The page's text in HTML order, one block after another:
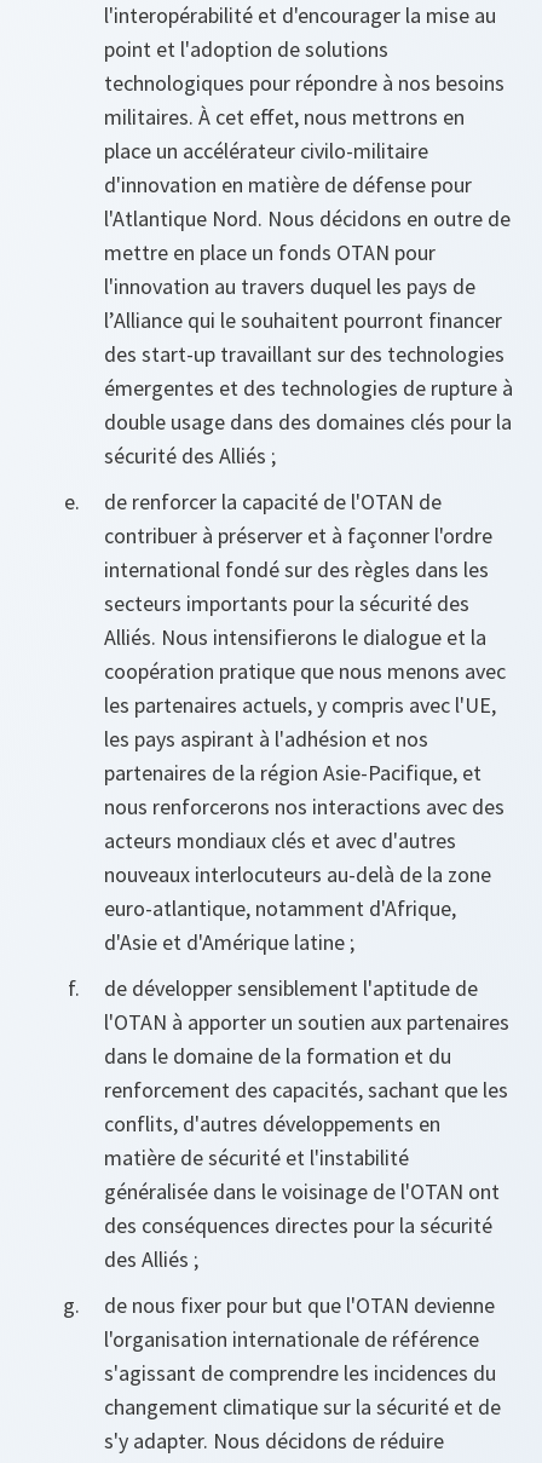
l'interopérabilité et d'encourager la mise au
point et l'adoption de solutions
technologiques pour répondre à nos besoins
militaires. À cet effet, nous mettrons en
place un accélérateur civilo-militaire
d'innovation en matière de défense pour
l'Atlantique Nord. Nous décidons en outre de
mettre en place un fonds OTAN pour
l'innovation au travers duquel les pays de
l’Alliance qui le souhaitent pourront financer
des start-up travaillant sur des technologies
émergentes et des technologies de rupture à
double usage dans des domaines clés pour la
sécurité des Alliés ;
de renforcer la capacité de l'OTAN de
contribuer à préserver et à façonner l'ordre
international fondé sur des règles dans les
secteurs importants pour la sécurité des
Alliés. Nous intensifierons le dialogue et la
coopération pratique que nous menons avec
les partenaires actuels, y compris avec l'UE,
les pays aspirant à l'adhésion et nos
partenaires de la région Asie-Pacifique, et
nous renforcerons nos interactions avec des
acteurs mondiaux clés et avec d'autres
nouveaux interlocuteurs au‑delà de la zone
euro-atlantique, notamment d'Afrique,
d'Asie et d'Amérique latine ;
de développer sensiblement l'aptitude de
l'OTAN à apporter un soutien aux partenaires
dans le domaine de la formation et du
renforcement des capacités, sachant que les
conflits, d'autres développements en
matière de sécurité et l'instabilité
généralisée dans le voisinage de l'OTAN ont
des conséquences directes pour la sécurité
des Alliés ;
de nous fixer pour but que l'OTAN devienne
l'organisation internationale de référence
s'agissant de comprendre les incidences du
changement climatique sur la sécurité et de
s'y adapter. Nous décidons de réduire